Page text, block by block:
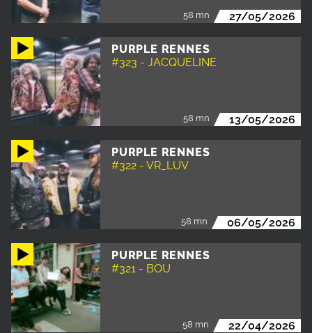
58 mn 27/05/2026
PURPLE RENNES
#323 - JACQUELINE
58 mn 13/05/2026
PURPLE RENNES
#322 - VR_LUV
58 mn 06/05/2026
PURPLE RENNES
#321 - BOU
58 mn 22/04/2026